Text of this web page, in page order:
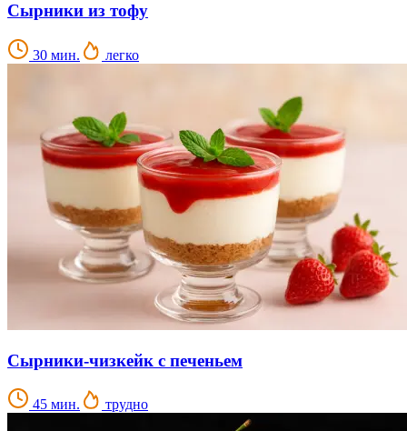
Сырники из тофу
30 мин. легко
Сырники-чизкейк с печеньем
45 мин. трудно